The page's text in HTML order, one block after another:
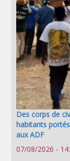
Des corps de
habitants
aux ADF
07/08/2026 -